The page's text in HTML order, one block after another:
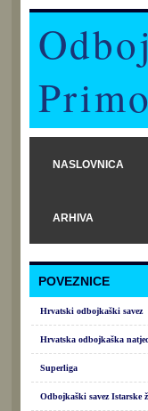
NASLOVNICA
ARHIVA
POVEZNICE
Hrvatski odbojkaški savez
Hrvatska odbojkaška
Superliga
Odbojkaški savez Istarske